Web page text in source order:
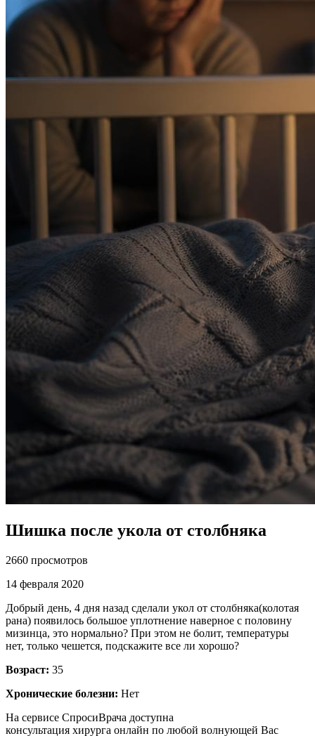
Шишка после укола от столбняка
2660 просмотров
14 февраля 2020
Добрый день, 4 дня назад сделали укол от столбняка(колотая
рана) появилось большое уплотнение наверное с половину
мизинца, это нормально? При этом не болит, температуры
нет, только чешется, подскажите все ли хорошо?
Возраст: 35
Хронические болезни: Нет
На сервисе СпросиВрача доступна
консультация хирурга онлайн по любой волнующей Вас